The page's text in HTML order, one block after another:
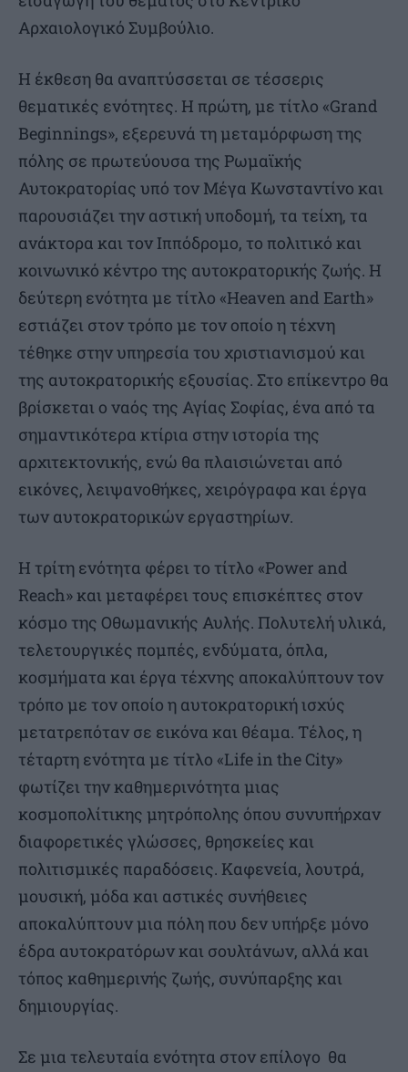
Αρχαιολογικό Συμβούλιο.
Η έκθεση θα αναπτύσσεται σε τέσσερις
θεματικές ενότητες. Η πρώτη, με τίτλο «Grand
Beginnings», εξερευνά τη μεταμόρφωση της
πόλης σε πρωτεύουσα της Ρωμαϊκής
Αυτοκρατορίας υπό τον Μέγα Κωνσταντίνο και
παρουσιάζει την αστική υποδομή, τα τείχη, τα
ανάκτορα και τον Ιππόδρομο, το πολιτικό και
κοινωνικό κέντρο της αυτοκρατορικής ζωής. Η
δεύτερη ενότητα με τίτλο «Heaven and Earth»
εστιάζει στον τρόπο με τον οποίο η τέχνη
τέθηκε στην υπηρεσία του χριστιανισμού και
της αυτοκρατορικής εξουσίας. Στο επίκεντρο θα
βρίσκεται ο ναός της Αγίας Σοφίας, ένα από τα
σημαντικότερα κτίρια στην ιστορία της
αρχιτεκτονικής, ενώ θα πλαισιώνεται από
εικόνες, λειψανοθήκες, χειρόγραφα και έργα
των αυτοκρατορικών εργαστηρίων.
Η τρίτη ενότητα φέρει το τίτλο «Power and
Reach» και μεταφέρει τους επισκέπτες στον
κόσμο της Οθωμανικής Αυλής. Πολυτελή υλικά,
τελετουργικές πομπές, ενδύματα, όπλα,
κοσμήματα και έργα τέχνης αποκαλύπτουν τον
τρόπο με τον οποίο η αυτοκρατορική ισχύς
μετατρεπόταν σε εικόνα και θέαμα. Τέλος, η
τέταρτη ενότητα με τίτλο «Life in the City»
φωτίζει την καθημερινότητα μιας
κοσμοπολίτικης μητρόπολης όπου συνυπήρχαν
διαφορετικές γλώσσες, θρησκείες και
πολιτισμικές παραδόσεις. Καφενεία, λουτρά,
μουσική, μόδα και αστικές συνήθειες
αποκαλύπτουν μια πόλη που δεν υπήρξε μόνο
έδρα αυτοκρατόρων και σουλτάνων, αλλά και
τόπος καθημερινής ζωής, συνύπαρξης και
δημιουργίας.
Σε μια τελευταία ενότητα στον επίλογο θα